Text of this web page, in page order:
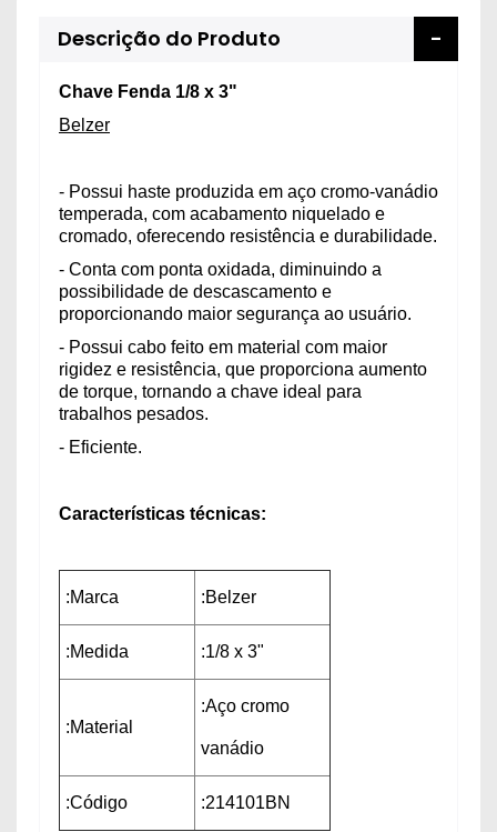
Descrição do Produto
Chave Fenda 1/8 x 3"
Belzer
- Possui haste produzida em aço cromo-vanádio
temperada, com acabamento niquelado e
cromado, oferecendo resistência e durabilidade.
- Conta com ponta oxidada, diminuindo a
possibilidade de descascamento e
proporcionando maior segurança ao usuário.
- Possui cabo feito em material com maior
rigidez e resistência, que proporciona aumento
de torque, tornando a chave ideal para
trabalhos pesados.
- Eficiente.
Características técnicas:
:Marca :Belzer
:Medida :1/8 x 3"
:Material
:Aço cromo
vanádio
:Código :214101BN